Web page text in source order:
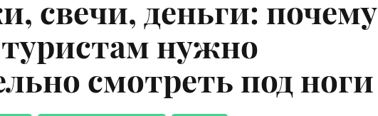
свечи, деньги: почему
нужно
смотреть под ноги